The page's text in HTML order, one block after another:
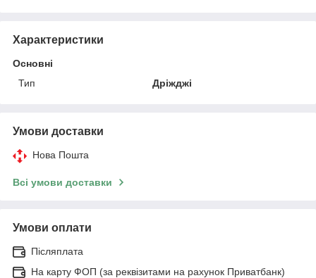
Характеристики
Основні
Тип
Дріжджі
Умови доставки
Нова Пошта
Всі умови доставки
Умови оплати
Післяплата
На карту ФОП (за реквізитами на рахунок Приватбанк)